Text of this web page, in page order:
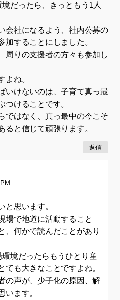
だったら、きっともう1人
会社になるよう、社内公募の
加することにしました。
周りの支援者の方々も参加し
よね。
いけないのは、子育て真っ最
つけることです。
ではなく、真っ最中の今こそ
ると信じて頑張ります。
返信
と思います。
場で地道に活動すること
、何かで読んだことがあり
境だったらもうひとり産
ても大きなことですよね。
の声が、少子化の原因、解
います。